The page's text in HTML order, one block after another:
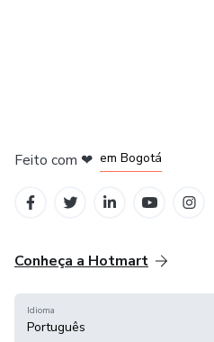
Feito com ❤ em Bogotá
Conheça a Hotmart
Idioma
Português